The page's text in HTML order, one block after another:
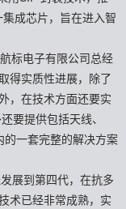
成芯片，旨在进入智
标电子有限公司总经
得实质性进展，除了
，在技术方面还要实
要提供包括天线、
一套完整的解决方案
展到第四代，在抗多
术已经非常成熟，实